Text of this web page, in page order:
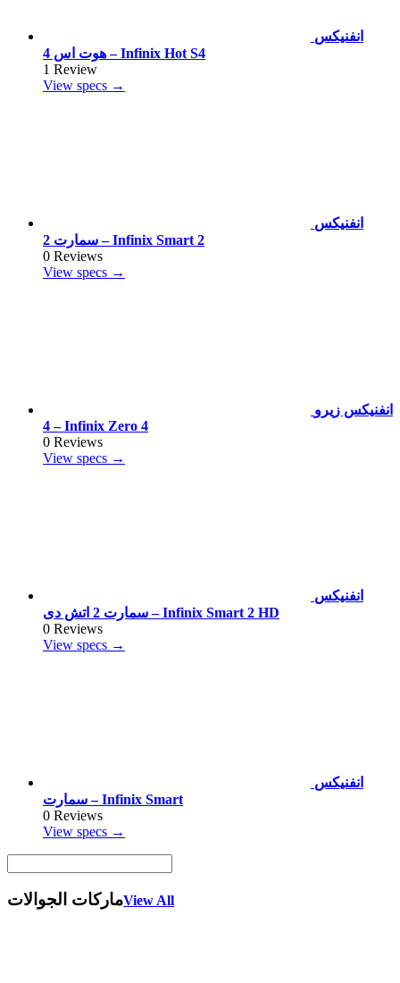
انفنيكس
هوت اس 4 – Infinix Hot S4
1 Review
View specs →
انفنيكس
سمارت 2 – Infinix Smart 2
0 Reviews
View specs →
انفنيكس زيرو
4 – Infinix Zero 4
0 Reviews
View specs →
انفنيكس
سمارت 2 اتش دى – Infinix Smart 2 HD
0 Reviews
View specs →
انفنيكس
سمارت – Infinix Smart
0 Reviews
View specs →
ماركات الجوالاتView All